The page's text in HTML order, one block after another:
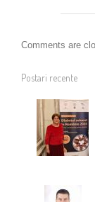
Comments are
Postari recente